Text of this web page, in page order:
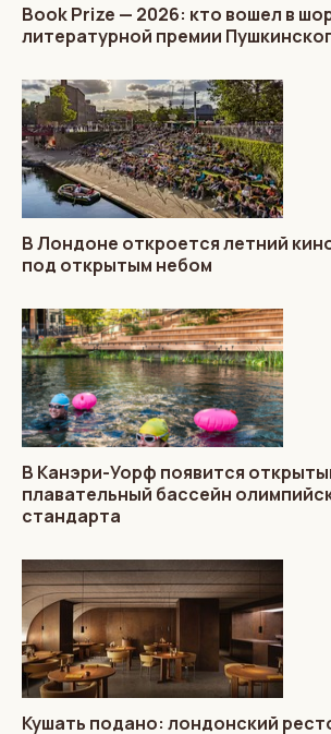
Book Prize — 2026: кто вошел в
литературной премии
В Лондоне откроется летний
под открытым небом
В Канэри-Уорф появится
плавательный бассейн
стандарта
Кушать подано: лондонский